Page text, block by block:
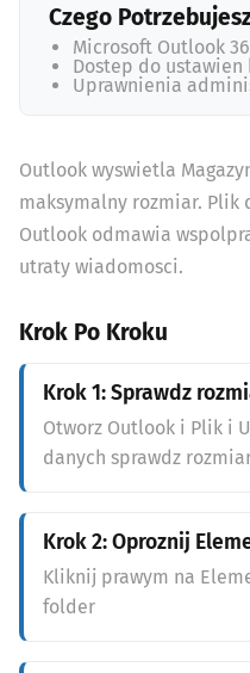
Czego
Microsoft Outlook
Dostep do ustawien
Uprawnienia
Outlook wyswietla
maksymalny rozmiar. Plik
Outlook odmawia
utraty wiadomosci.
Krok Po Kroku
Krok 1: Sprawdz
Otworz Outlook i Plik i
danych sprawdz
Krok 2: Oproznij
Kliknij prawym na
folder